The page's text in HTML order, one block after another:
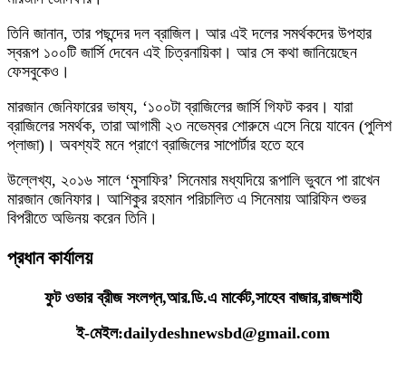
তিনি জানান, তার পছন্দের দল ব্রাজিল। আর এই দলের সমর্থকদের উপহার
স্বরূপ ১০০টি জার্সি দেবেন এই চিত্রনায়িকা। আর সে কথা জানিয়েছেন
ফেসবুকেও।
মারজান জেনিফারের ভাষ্য, ‘১০০টা ব্রাজিলের জার্সি গিফট করব। যারা
ব্রাজিলের সমর্থক, তারা আগামী ২৩ নভেম্বর শোরুমে এসে নিয়ে যাবেন (পুলিশ
প্লাজা)। অবশ্যই মনে প্রাণে ব্রাজিলের সাপোর্টার হতে হবে
উল্লেখ্য, ২০১৬ সালে ‘মুসাফির’ সিনেমার মধ্যদিয়ে রূপালি ভুবনে পা রাখেন
মারজান জেনিফার। আশিকুর রহমান পরিচালিত এ সিনেমায় আরিফিন শুভর
বিপরীতে অভিনয় করেন তিনি।
প্রধান কার্যালয়
ফুট ওভার ব্রীজ সংলগ্ন,আর.ডি.এ মার্কেট,সাহেব বাজার,রাজশাহী
ই-মেইল:dailydeshnewsbd@gmail.com